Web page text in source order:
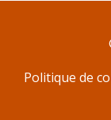
Politique de